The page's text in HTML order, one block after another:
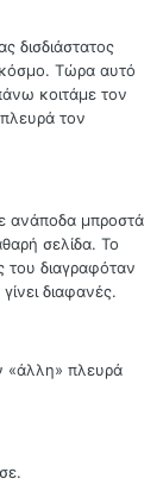
δισδιάστατος
κόσμο. Τώρα αυτό
κοιτάμε τον
τον
ανάποδα μπροστά
σελίδα. Το
διαγραφόταν
διαφανές.
«άλλη» πλευρά